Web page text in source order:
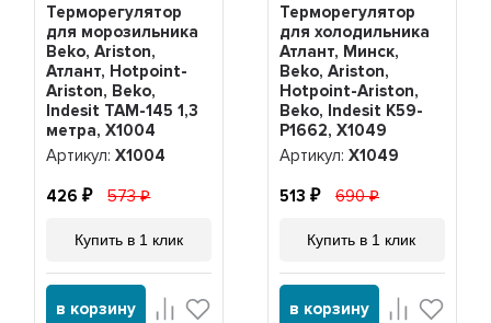
Терморегулятор
для морозильника
Beko, Ariston,
Атлант, Hotpoint-
Ariston, Beko,
Indesit ТАМ-145 1,3
метра, Х1004
Артикул:Х1004
426 573
Купить в 1 клик
в корзину
Терморегулятор
для холодильника
Атлант, Минск,
Beko, Ariston,
Hotpoint-Ariston,
Beko, Indesit K59-
P1662, Х1049
Артикул: Х1049
513 690
Купить в 1 клик
в корзину